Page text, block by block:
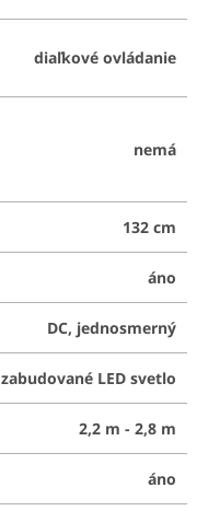
diaľkové ovládanie
nemá
132 cm
áno
DC, jednosmerný
zabudované LED svetlo
2,2 m - 2,8 m
áno